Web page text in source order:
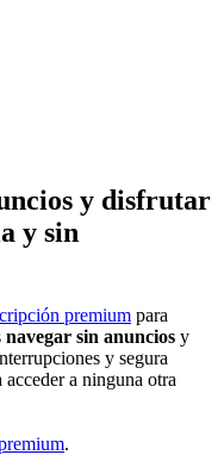
y disfrutar
y sin
premium para
navegar sin anuncios y
y segura
acceder a ninguna otra
.